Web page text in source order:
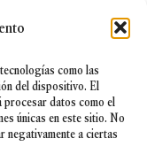
como las
del dispositivo. El
procesar datos como el
únicas en este sitio. No
negativamente a ciertas
estuviesen en
si así lo
herramienta
insolvencia y